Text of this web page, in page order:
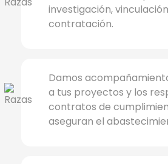
investigación,
contratación.
Damos
a tus proyectos y los
contratos de
aseguran el